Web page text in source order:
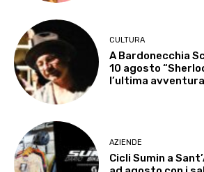
CULTURA
A Bardonecchia
10 agosto
l’ultima
AZIENDE
Cicli Sumin a